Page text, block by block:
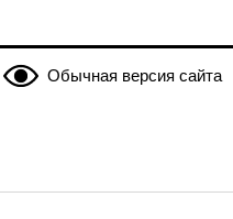
Обычная версия сайта